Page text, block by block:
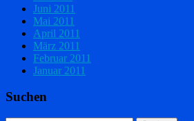
Juni 2011
Mai 2011
April 2011
März 2011
Februar 2011
Januar 2011
Suchen